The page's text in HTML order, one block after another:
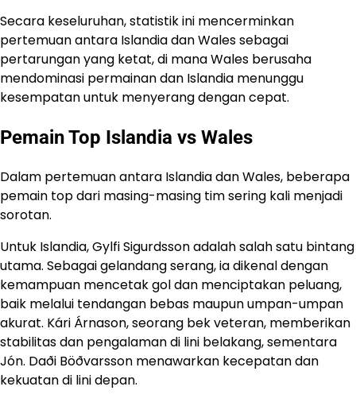
Secara keseluruhan, statistik ini mencerminkan
pertemuan antara Islandia dan Wales sebagai
pertarungan yang ketat, di mana Wales berusaha
mendominasi permainan dan Islandia menunggu
kesempatan untuk menyerang dengan cepat.
Pemain Top Islandia vs Wales
Dalam pertemuan antara Islandia dan Wales, beberapa
pemain top dari masing-masing tim sering kali menjadi
sorotan.
Untuk Islandia, Gylfi Sigurdsson adalah salah satu bintang
utama. Sebagai gelandang serang, ia dikenal dengan
kemampuan mencetak gol dan menciptakan peluang,
baik melalui tendangan bebas maupun umpan-umpan
akurat. Kári Árnason, seorang bek veteran, memberikan
stabilitas dan pengalaman di lini belakang, sementara
Jón. Daði Böðvarsson menawarkan kecepatan dan
kekuatan di lini depan.